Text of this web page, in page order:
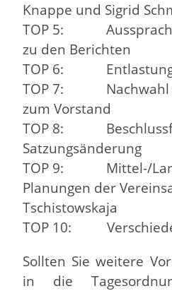
Knappe und Sigrid
TOP 5: Aussprache
zu den Berichten
TOP 6: Entlastung
TOP 7: Nachwahl
zum Vorstand
TOP 8:
Satzungsänderung
TOP 9: Mittel-/
Planungen der
Tschistowskaja
TOP 10:
Sollten Sie weitere
in die